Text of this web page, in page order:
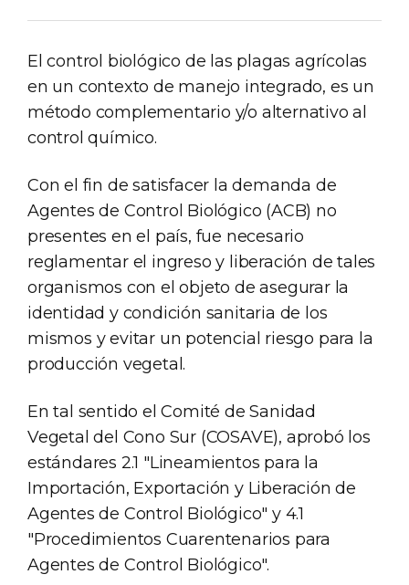
El control biológico de las plagas agrícolas
en un contexto de manejo integrado, es un
método complementario y/o alternativo al
control químico.
Con el fin de satisfacer la demanda de
Agentes de Control Biológico (ACB) no
presentes en el país, fue necesario
reglamentar el ingreso y liberación de tales
organismos con el objeto de asegurar la
identidad y condición sanitaria de los
mismos y evitar un potencial riesgo para la
producción vegetal.
En tal sentido el Comité de Sanidad
Vegetal del Cono Sur (COSAVE), aprobó los
estándares 2.1 "Lineamientos para la
Importación, Exportación y Liberación de
Agentes de Control Biológico" y 4.1
"Procedimientos Cuarentenarios para
Agentes de Control Biológico".